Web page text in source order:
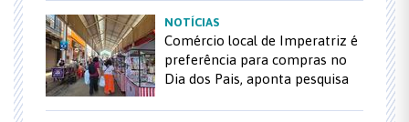
NOTÍCIAS
Comércio local de Imperatriz é
preferência para compras no
Dia dos Pais, aponta pesquisa